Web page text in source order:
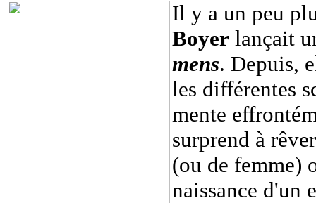
Il y a un peu
Boyer lançait
mens. Depuis,
les différentes
mente
surprend à
(ou de femme)
naissance d'un